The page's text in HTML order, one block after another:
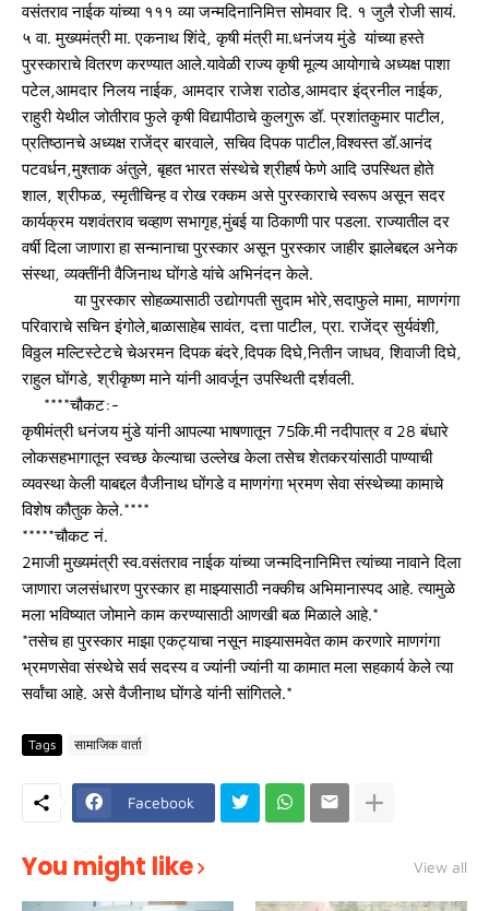
वसंतराव नाईक यांच्या १११ व्या जन्मदिनानिमित्त सोमवार दि. १ जुलै रोजी सायं.
५ वा. मुख्यमंत्री मा. एकनाथ शिंदे, कृषी मंत्री मा.धनंजय मुंडे यांच्या हस्ते
पुरस्काराचे वितरण करण्यात आले.यावेळी राज्य कृषी मूल्य आयोगाचे अध्यक्ष पाशा
पटेल,आमदार निलय नाईक, आमदार राजेश राठोड,आमदार इंद्रनील नाईक,
राहुरी येथील जोतीराव फुले कृषी विद्यापीठाचे कुलगुरू डॉ. प्रशांतकुमार पाटील,
प्रतिष्ठानचे अध्यक्ष राजेंद्र बारवाले, सचिव दिपक पाटील,विश्वस्त डॉ.आनंद
पटवर्धन,मुश्ताक अंतुले, बृहत भारत संस्थेचे श्रीहर्ष फेणे आदि उपस्थित होते
शाल, श्रीफळ, स्मृतीचिन्ह व रोख रक्कम असे पुरस्काराचे स्वरूप असून सदर
कार्यक्रम यशवंतराव चव्हाण सभागृह,मुंबई या ठिकाणी पार पडला. राज्यातील दर
वर्षी दिला जाणारा हा सन्मानाचा पुरस्कार असून पुरस्कार जाहीर झालेबद्दल अनेक
संस्था, व्यक्तींनी वैजिनाथ घोंगडे यांचे अभिनंदन केले.
या पुरस्कार सोहळ्यासाठी उद्योगपती सुदाम भोरे,सदाफुले मामा, माणगंगा
परिवाराचे सचिन इंगोले,बाळासाहेब सावंत, दत्ता पाटील, प्रा. राजेंद्र सुर्यवंशी,
विठ्ठल मल्टिस्टेटचे चेअरमन दिपक बंदरे,दिपक दिघे,नितीन जाधव, शिवाजी दिघे,
राहुल घोंगडे, श्रीकृष्ण माने यांनी आवर्जून उपस्थिती दर्शवली.
****चौकट:-
कृषीमंत्री धनंजय मुंडे यांनी आपल्या भाषणातून 75कि.मी नदीपात्र व 28 बंधारे
लोकसहभागातून स्वच्छ केल्याचा उल्लेख केला तसेच शेतकरयांसाठी पाण्याची
व्यवस्था केली याबद्दल वैजीनाथ घोंगडे व माणगंगा भ्रमण सेवा संस्थेच्या कामाचे
विशेष कौतुक केले.****
*****चौकट नं.
2माजी मुख्यमंत्री स्व.वसंतराव नाईक यांच्या जन्मदिनानिमित्त त्यांच्या नावाने दिला
जाणारा जलसंधारण पुरस्कार हा माझ्यासाठी नक्कीच अभिमानास्पद आहे. त्यामुळे
मला भविष्यात जोमाने काम करण्यासाठी आणखी बळ मिळाले आहे.*
*तसेच हा पुरस्कार माझा एकट्याचा नसून माझ्यासमवेत काम करणारे माणगंगा
भ्रमणसेवा संस्थेचे सर्व सदस्य व ज्यांनी ज्यांनी या कामात मला सहकार्य केले त्या
सर्वांचा आहे. असे वैजीनाथ घोंगडे यांनी सांगितले.*
Tags सामाजिक वार्ता
Facebook
You might like View all